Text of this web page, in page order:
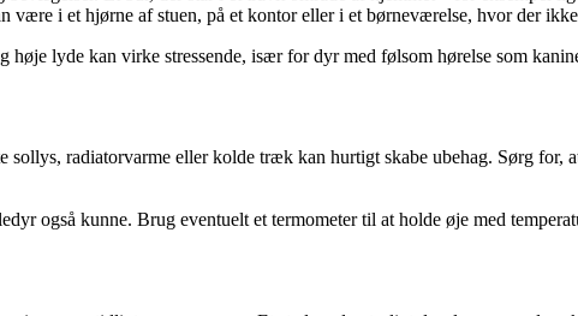
være i et hjørne af stuen, på et kontor eller i et børneværelse, hvor der
lyde kan virke stressende, især for dyr med følsom hørelse som
radiatorvarme eller kolde træk kan hurtigt skabe ubehag. Sørg for,
også kunne. Brug eventuelt et termometer til at holde øje med